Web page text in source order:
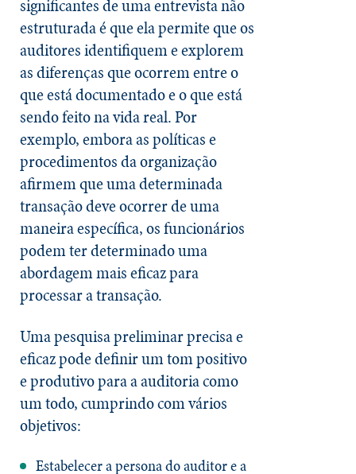
significantes de uma entrevista não
estruturada é que ela permite que os
auditores identifiquem e explorem
as diferenças que ocorrem entre o
que está documentado e o que está
sendo feito na vida real. Por
exemplo, embora as políticas e
procedimentos da organização
afirmem que uma determinada
transação deve ocorrer de uma
maneira específica, os funcionários
podem ter determinado uma
abordagem mais eficaz para
processar a transação.
Uma pesquisa preliminar precisa e
eficaz pode definir um tom positivo
e produtivo para a auditoria como
um todo, cumprindo com vários
objetivos:
Estabelecer a persona do auditor e a